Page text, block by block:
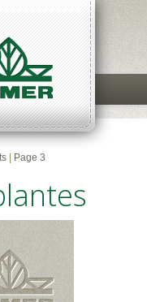
Garden Centers
Products
Accès client
Page 3